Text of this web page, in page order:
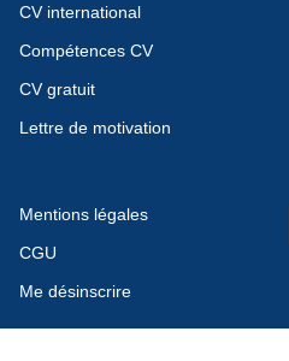
CV international
Compétences CV
CV gratuit
Lettre de motivation
Mentions légales
CGU
Me désinscrire